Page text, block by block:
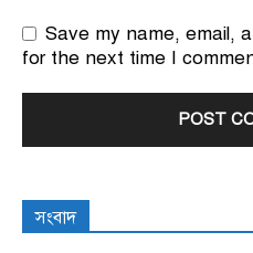
Save my name, email,
for the next time I
সংবাদ